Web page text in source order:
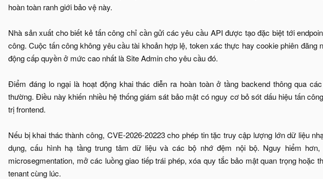
hoàn toàn ranh giới bảo vệ này.
Nhà sản xuất cho biết kẻ tấn công chỉ cần gửi các yêu cầu API được tạo đặc biệt tới
công. Cuộc tấn công không yêu cầu tài khoản hợp lệ, token xác thực hay cookie phiên
động cấp quyền ở mức cao nhất là Site Admin cho yêu cầu đó.
Điểm đáng lo ngại là hoạt động khai thác diễn ra hoàn toàn ở tầng backend thông qua
thường. Điều này khiến nhiều hệ thống giám sát bảo mật có nguy cơ bỏ sót dấu hiệu tấn
trị frontend.
Nếu bị khai thác thành công, CVE-2026-20223 cho phép tin tặc truy cập lượng lớn dữ liệu
dụng, cấu hình hạ tầng trung tâm dữ liệu và các bộ nhớ đệm nội bộ. Nguy hiểm
microsegmentation, mở các luồng giao tiếp trái phép, xóa quy tắc bảo mật quan trọng hoặc
tenant cùng lúc.